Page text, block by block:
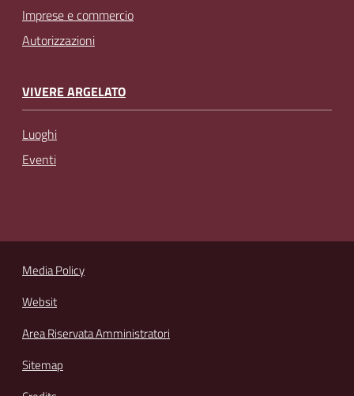
Imprese e commercio
Autorizzazioni
VIVERE ARGELATO
Luoghi
Eventi
Media Policy
Websit
Area Riservata Amministratori
Sitemap